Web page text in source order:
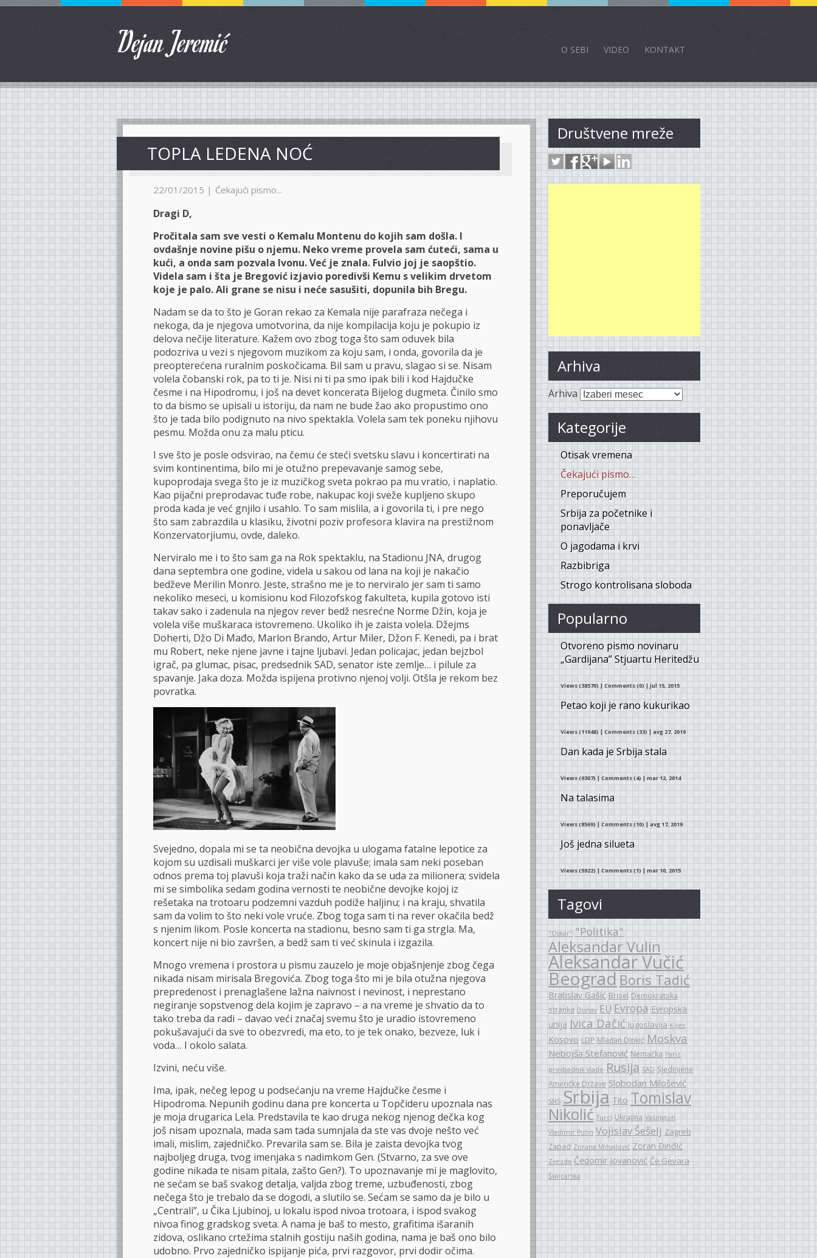
Dejan Jeremić O SEBI VIDEO KONTAKT
TOPLA LEDENA NOĆ
22/01/2015 | Čekajući pismo...
Dragi D,
Pročitala sam sve vesti o Kemalu Montenu do kojih sam došla. I
ovdašnje novine pišu o njemu. Neko vreme provela sam ćuteći, sama u
kući, a onda sam pozvala Ivonu. Već je znala. Fulvio joj je saopštio.
Videla sam i šta je Bregović izjavio poredivši Kemu s velikim drvetom
koje je palo. Ali grane se nisu i neće sasušiti, dopunila bih Bregu.
Nadam se da to što je Goran rekao za Kemala nije parafraza nečega i
nekoga, da je njegova umotvorina, da nije kompilacija koju je pokupio iz
delova nečije literature. Kažem ovo zbog toga što sam oduvek bila
podozriva u vezi s njegovom muzikom za koju sam, i onda, govorila da je
preopterećena ruralnim poskočicama. Bil sam u pravu, slagao si se. Nisam
volela čobanski rok, pa to ti je. Nisi ni ti pa smo ipak bili i kod Hajdučke
česme i na Hipodromu, i još na devet koncerata Bijelog dugmeta. Činilo smo
to da bismo se upisali u istoriju, da nam ne bude žao ako propustimo ono
što je tada bilo podignuto na nivo spektakla. Volela sam tek poneku njihovu
pesmu. Možda onu za malu pticu.
I sve što je posle odsvirao, na čemu će steći svetsku slavu i koncertirati na
svim kontinentima, bilo mi je otužno prepevavanje samog sebe,
kupoprodaja svega što je iz muzičkog sveta pokrao pa mu vratio, i naplatio.
Kao pijačni preprodavac tuđe robe, nakupac koji sveže kupljeno skupo
proda kada je već gnjilo i usahlo. To sam mislila, a i govorila ti, i pre nego
što sam zabrazdila u klasiku, životni poziv profesora klavira na prestižnom
Konzervatorjiumu, ovde, daleko.
Nerviralo me i to što sam ga na Rok spektaklu, na Stadionu JNA, drugog
dana septembra one godine, videla u sakou od lana na koji je nakačio
bedževe Merilin Monro. Jeste, strašno me je to nerviralo jer sam ti samo
nekoliko meseci, u komisionu kod Filozofskog fakulteta, kupila gotovo isti
takav sako i zadenula na njegov rever bedž nesrećne Norme Džin, koja je
volela više muškaraca istovremeno. Ukoliko ih je zaista volela. Džejms
Doherti, Džo Di Mađo, Marlon Brando, Artur Miler, Džon F. Kenedi, pa i brat
mu Robert, neke njene javne i tajne ljubavi. Jedan policajac, jedan bejzbol
igrač, pa glumac, pisac, predsednik SAD, senator iste zemlje… i pilule za
spavanje. Jaka doza. Možda ispijena protivno njenoj volji. Otšla je rekom bez
povratka.
Svejedno, dopala mi se ta neobična devojka u ulogama fatalne lepotice za
kojom su uzdisali muškarci jer više vole plavuše; imala sam neki poseban
odnos prema toj plavuši koja traži način kako da se uda za milionera; svidela
mi se simbolika sedam godina vernosti te neobične devojke kojoj iz
rešetaka na trotoaru podzemni vazduh podiže haljinu; i na kraju, shvatila
sam da volim to što neki vole vruće. Zbog toga sam ti na rever okačila bedž
s njenim likom. Posle koncerta na stadionu, besno sam ti ga strgla. Ma,
koncert nije ni bio završen, a bedž sam ti već skinula i izgazila.
Mnogo vremena i prostora u pismu zauzelo je moje objašnjenje zbog čega
nikada nisam mirisala Bregovića. Zbog toga što mi je bila otužna njegova
prepredenost i prenaglašene lažna naivnost i nevinost, i neprestano
negiranje sopstvenog dela kojim je zapravo – a na vreme je shvatio da to
tako treba da radi – davao veći značaj svemu što je uradio istovremeno
pokušavajući da sve to obezvredi, ma eto, to je tek onako, bezveze, luk i
voda… I okolo salata.
Izvini, neću više.
Ima, ipak, nečeg lepog u podsećanju na vreme Hajdučke česme i
Hipodroma. Nepunih godinu dana pre koncerta u Topčideru upoznala nas
je moja drugarica Lela. Predstavila te kao druga nekog njenog dečka kog
još nisam upoznala, mada sam tada sumnjala da ste vas dvoje nešto već
imali, mislim, zajedničko. Prevarila sam se. Bila je zaista devojka tvog
najboljeg druga, tvog imenjaka s nadimkom Gen. (Stvarno, za sve ove
godine nikada te nisam pitala, zašto Gen?). To upoznavanje mi je maglovito,
ne sećam se baš svakog detalja, valjda zbog treme, uzbuđenosti, zbog
nečega što je trebalo da se dogodi, a slutilo se. Sećam se samo da je bilo u
„Centrali”, u Čika Ljubinoj, u lokalu ispod nivoa trotoara, i ispod svakog
nivoa finog gradskog sveta. A nama je baš to mesto, grafitima išaranih
zidova, oslikano crtežima stalnih gostiju naših godina, nama je baš ono bilo
udobno. Prvo zajedničko ispijanje pića, prvi razgovor, prvi dodir očima.
Društvene mreže
Arhiva
Arhiva
Kategorije
Otisak vremena
Čekajući pismo…
Preporučujem
Srbija za početnike i
ponavljače
O jagodama i krvi
Razbibriga
Strogo kontrolisana sloboda
Popularno
Otvoreno pismo novinaru
„Gardijana” Stjuartu Heritedžu
Views (38570)|Comments (0)| jul 15, 2015
Petao koji je rano kukurikao
Views (11948)|Comments (33)| avg 27, 2019
Dan kada je Srbija stala
Views (9307)|Comments (4)| mar 12, 2014
Na talasima
Views (8569) | Comments (10) | avg 17, 2019
Još jedna silueta
Views (5922)|Comments (1)| mar 10, 2015
Tagovi
"Oskar" "Politika"
Aleksandar Vulin
Aleksandar Vučić
BeogradBoris Tadić
Bratislav Gašić Brisel Demokratska
stranka Dunav EU Evropa Evropska
unija Ivica Dačić Jugoslavija Kijev
Kosovo LDP Mlađan DInkić Moskva
Nebojša Stefanović Nemačka Pariz
predsednik vlade Rusija SAD Sjedinjene
Američke Države Slobodan Milošević
SNS Srbija Tito Tomislav
Nikolić Turci Ukrajina Vašington
Vladimir Putin Vojislav Šešelj Zagreb
Zapad Zorana Mihajlović Zoran Đinđić
Zvezda Čedomir Jovanović Če Gevara
Švajcarska